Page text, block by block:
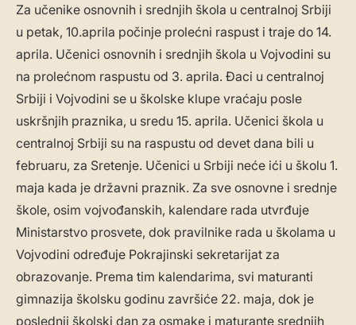
Za učenike osnovnih i srednjih škola u centralnoj Srbiji
u petak, 10.aprila počinje prolećni raspust i traje do 14.
aprila. Učenici osnovnih i srednjih škola u Vojvodini su
na prolećnom raspustu od 3. aprila. Đaci u centralnoj
Srbiji i Vojvodini se u školske klupe vraćaju posle
uskršnjih praznika, u sredu 15. aprila. Učenici škola u
centralnoj Srbiji su na raspustu od devet dana bili u
februaru, za Sretenje. Učenici u Srbiji neće ići u školu 1.
maja kada je državni praznik. Za sve osnovne i srednje
škole, osim vojvođanskih, kalendare rada utvrđuje
Ministarstvo prosvete, dok pravilnike rada u školama u
Vojvodini određuje Pokrajinski sekretarijat za
obrazovanje. Prema tim kalendarima, svi maturanti
gimnazija školsku godinu završiće 22. maja, dok je
poslednji školski dan za osmake i maturante srednjih